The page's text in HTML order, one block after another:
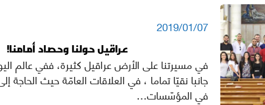
2019/01/07
عراقيل حولنا وحصاد أمامنا!
في مسيرتنا على الأرض عراقيل كثيرة، ففي عالم
جانبا نقيّا تماما ، في العلاقات العامّة حيث الحاجة
في المؤسّسات…